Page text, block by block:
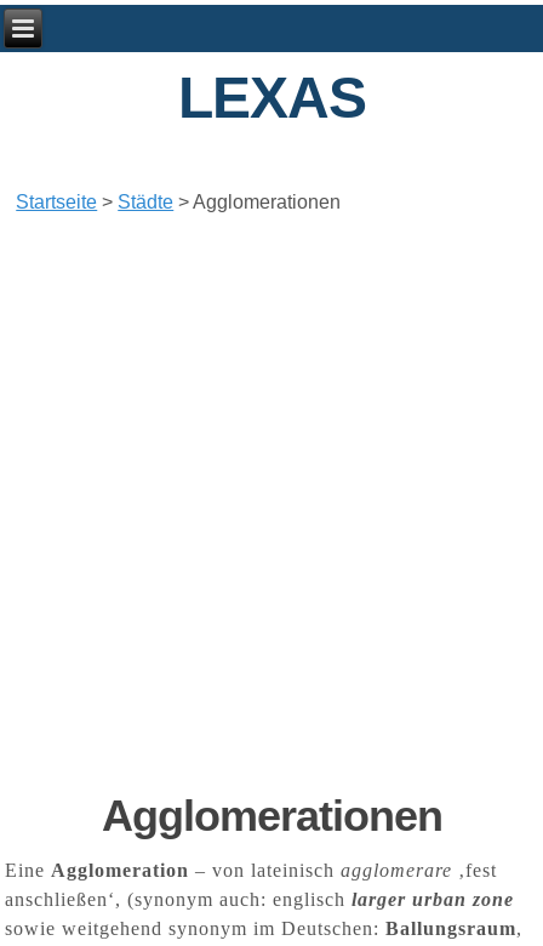
LEXAS
Startseite > Städte >Agglomerationen
Agglomerationen
EineAgglomeration – vonlateinisch agglomerare ‚fest
anschließen‘, (synonym auch:englisch larger urban zone
sowie weitgehend synonym im Deutschen:Ballungsraum,